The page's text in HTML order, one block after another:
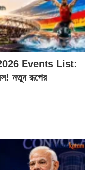
Events List:
নতুন রূপের